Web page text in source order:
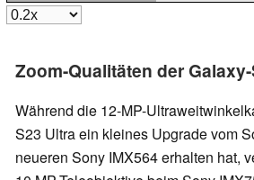
Zoom-Qualitäten der
Während die 12-MP-
S23 Ultra ein kleines Upgrade vom
neueren Sony IMX564 erhalten hat,